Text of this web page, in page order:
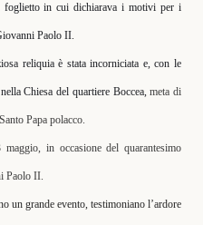
foglietto in cui dichiarava i motivi per i
Paolo II.
reliquia è stata incorniciata e, con le
Chiesa del quartiere Boccea,meta di
Papa polacco.
in occasione del quarantesimo
Paolo II.
un grande evento, testimoniano l’ardore